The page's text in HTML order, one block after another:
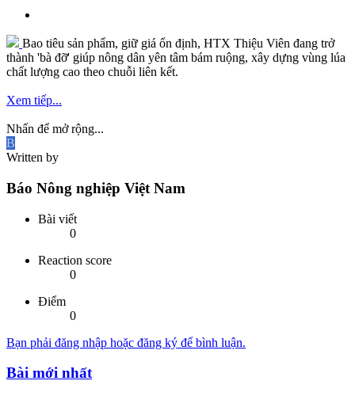
Bao tiêu sản phẩm, giữ giá ổn định, HTX Thiệu Viên đang trở
thành 'bà đỡ' giúp nông dân yên tâm bám ruộng, xây dựng vùng lúa
chất lượng cao theo chuỗi liên kết.
Xem tiếp...
Nhấn để mở rộng...
B
Written by
Báo Nông nghiệp Việt Nam
Bài viết
0
Reaction score
0
Điểm
0
Bạn phải đăng nhập hoặc đăng ký để bình luận.
Bài mới nhất